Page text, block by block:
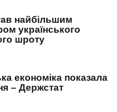
найбільшим
українського
шроту
економіка показала
– Держстат